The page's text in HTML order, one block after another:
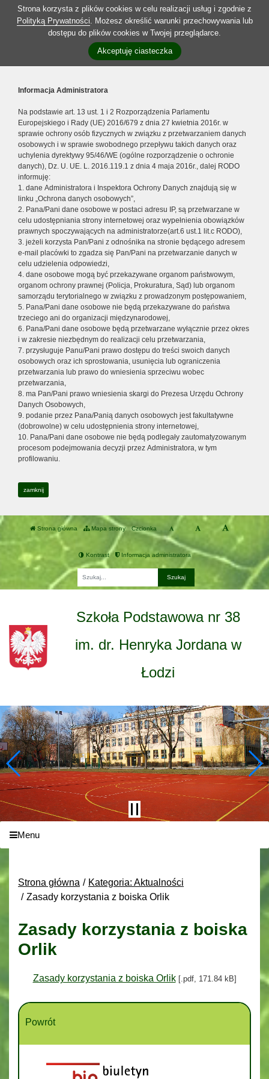
Strona korzysta z plików cookies w celu realizacji usług i zgodnie z
Polityką Prywatności. Możesz określić warunki przechowywania lub
dostępu do plików cookies w Twojej przeglądarce.
Akceptuję ciasteczka
Informacja Administratora
Na podstawie art. 13 ust. 1 i 2 Rozporządzenia Parlamentu
Europejskiego i Rady (UE) 2016/679 z dnia 27 kwietnia 2016r. w
sprawie ochrony osób fizycznych w związku z przetwarzaniem danych
osobowych i w sprawie swobodnego przepływu takich danych oraz
uchylenia dyrektywy 95/46/WE (ogólne rozporządzenie o ochronie
danych), Dz. U. UE. L. 2016.119.1 z dnia 4 maja 2016r., dalej RODO
informuję:
1. dane Administratora i Inspektora Ochrony Danych znajdują się w
linku „Ochrona danych osobowych”,
2. Pana/Pani dane osobowe w postaci adresu IP, są przetwarzane w
celu udostępniania strony internetowej oraz wypełnienia obowiązków
prawnych spoczywających na administratorze(art.6 ust.1 lit.c RODO),
3. jeżeli korzysta Pan/Pani z odnośnika na stronie będącego adresem
e-mail placówki to zgadza się Pan/Pani na przetwarzanie danych w
celu udzielenia odpowiedzi,
4. dane osobowe mogą być przekazywane organom państwowym,
organom ochrony prawnej (Policja, Prokuratura, Sąd) lub organom
samorządu terytorialnego w związku z prowadzonym postępowaniem,
5. Pana/Pani dane osobowe nie będą przekazywane do państwa
trzeciego ani do organizacji międzynarodowej,
6. Pana/Pani dane osobowe będą przetwarzane wyłącznie przez okres
i w zakresie niezbędnym do realizacji celu przetwarzania,
7. przysługuje Panu/Pani prawo dostępu do treści swoich danych
osobowych oraz ich sprostowania, usunięcia lub ograniczenia
przetwarzania lub prawo do wniesienia sprzeciwu wobec
przetwarzania,
8. ma Pan/Pani prawo wniesienia skargi do Prezesa Urzędu Ochrony
Danych Osobowych,
9. podanie przez Pana/Panią danych osobowych jest fakultatywne
(dobrowolne) w celu udostępnienia strony internetowej,
10. Pana/Pani dane osobowe nie będą podlegały zautomatyzowanym
procesom podejmowania decyzji przez Administratora, w tym
profilowaniu.
zamknij
Strona główna Mapa strony Czcionka
Kontrast Informacja administratora
Szkoła Podstawowa nr 38
im. dr. Henryka Jordana w
Łodzi
Menu
Strona główna
Kategoria: Aktualności
Zasady korzystania z boiska Orlik
Zasady korzystania z boiska
Orlik
Zasady korzystania z boiska Orlik[.pdf, 171.84 kB]
Powrót